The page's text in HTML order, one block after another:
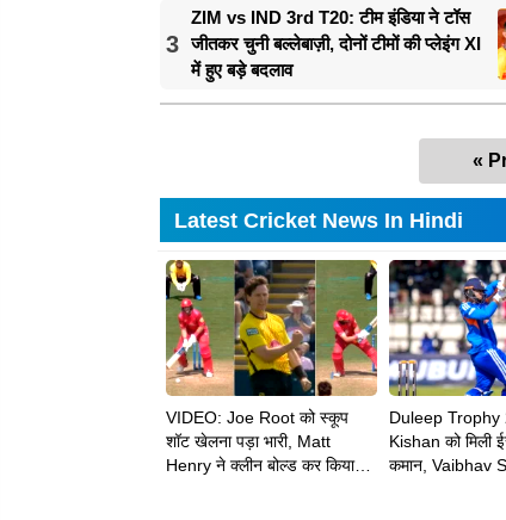
3
ZIM vs IND 3rd T20: टीम इंडिया ने टॉस
जीतकर चुनी बल्लेबाज़ी, दोनों टीमों की प्लेइंग XI
में हुए बड़े बदलाव
«
Latest Cricket News In Hindi
VIDEO: Joe Root को स्कूप
शॉट खेलना पड़ा भारी, Matt
Henry ने क्लीन बोल्ड कर किया
Duleep Trophy
Kishan को मिली
कमान, Vaibhav